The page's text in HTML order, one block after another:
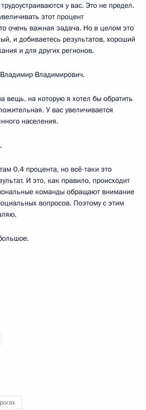
у вас. Это не предел.
этот процент
очень важная задача. Но в целом это
и добиваетесь результатов, хороший
и для других регионов.
Владимирович.
вещь, на которую я хотел бы обратить
У вас увеличивается
населения.
0,4 процента, но всё-таки это
И это, как правило, происходит
команды обращают внимание
вопросов. Поэтому с этим